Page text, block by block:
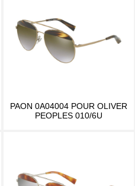
PAON 0A04004 POUR OLIVER
PEOPLES 010/6U